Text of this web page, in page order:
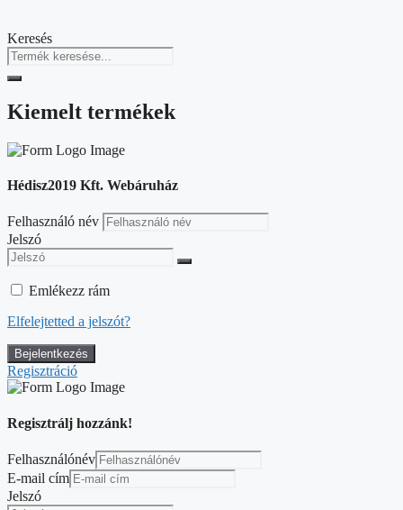
Keresés
Kiemelt termékek
Hédisz2019 Kft. Webáruház
Felhasználó név
Jelszó
Emlékezz rám
Elfelejtetted a jelszót?
Regisztráció
Regisztrálj hozzánk!
Felhasználónév
E-mail cím
Jelszó